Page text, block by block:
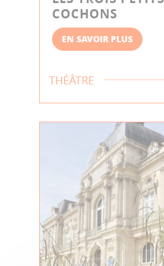
COCHONS
EN SAVOIR PLUS
THÉÂTRE